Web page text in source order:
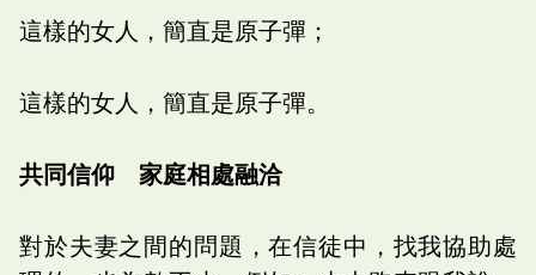
這樣的女人，簡直是原子彈；
這樣的女人，簡直是原子彈。
共同信仰 家庭相處融洽
對於夫妻之間的問題，在信徒中，找我協助處